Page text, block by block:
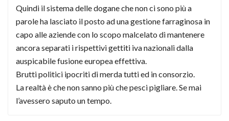
Quindi il sistema delle dogane che non ci sono più a
parole ha lasciato il posto ad una gestione farraginosa in
capo alle aziende con lo scopo malcelato di mantenere
ancora separati i rispettivi gettiti iva nazionali dalla
auspicabile fusione europea effettiva.
Brutti politici ipocriti di merda tutti ed in consorzio.
La realtà è che non sanno più che pesci pigliare. Se mai
l’avessero saputo un tempo.